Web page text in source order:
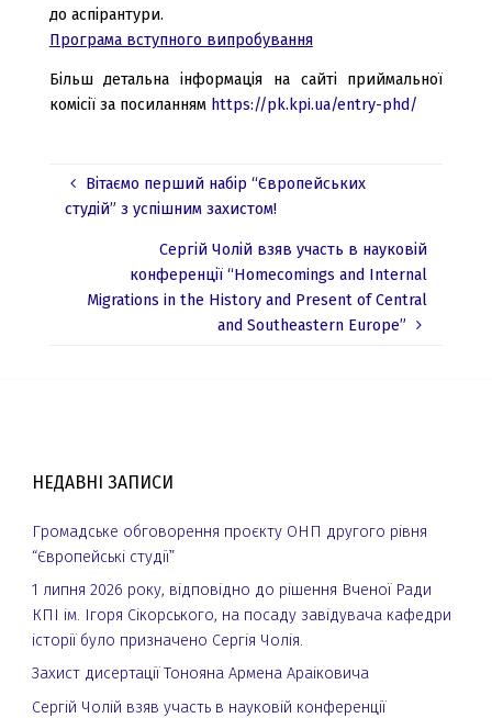
до аспірантури.
Програма вступного випробування
Більш детальна інформація на сайті приймальної
комісії за посиланням https://pk.kpi.ua/entry-phd/
Вітаємо перший набір “Європейських
студій” з успішним захистом!
Сергій Чолій взяв участь в науковій
конференції “Homecomings and Internal
Migrations in the History and Present of Central
and Southeastern Europe”
НЕДАВНІ ЗАПИСИ
Громадське обговорення проєкту ОНП другого рівня
“Європейські студії”
1 липня 2026 року, відповідно до рішення Вченої Ради
КПІ ім. Ігоря Сікорського, на посаду завідувача кафедри
історії було призначено Сергія Чолія.
Захист дисертації Тонояна Армена Араіковича
Сергій Чолій взяв участь в науковій конференції